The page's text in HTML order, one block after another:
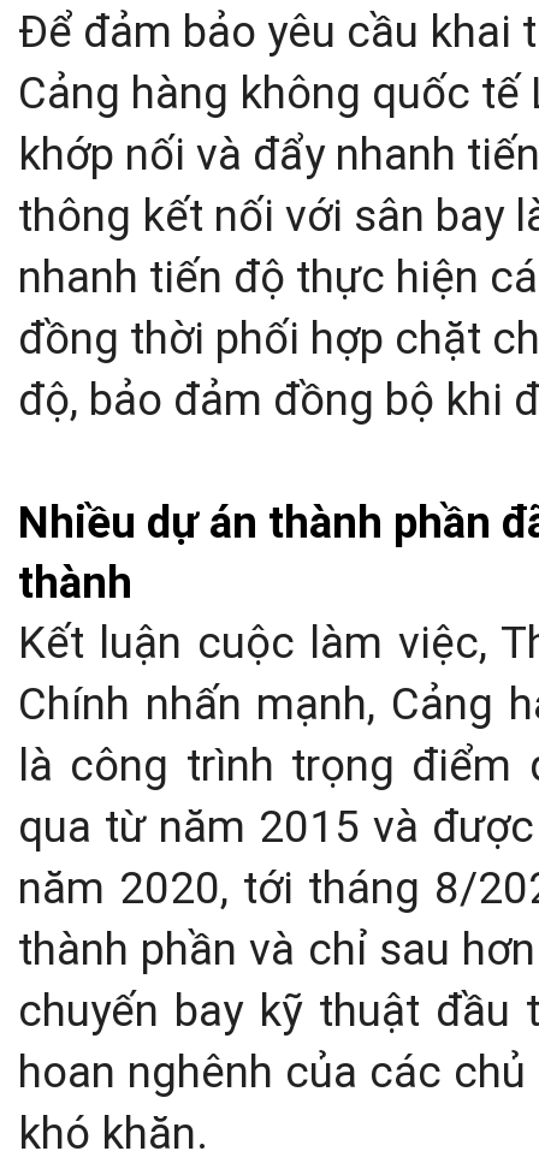
Để đảm bảo yêu cầu khai
Cảng hàng không quốc
khớp nối và đẩy nhanh
thông kết nối với sân bay
nhanh tiến độ thực hiện
đồng thời phối hợp chặt
độ, bảo đảm đồng bộ khi
Nhiều dự án thành phần
thành
Kết luận cuộc làm việc,
Chính nhấn mạnh, Cảng
là công trình trọng điểm
qua từ năm 2015 và
năm 2020, tới tháng 8/
thành phần và chỉ sau
chuyến bay kỹ thuật
hoan nghênh của các
khó khăn.